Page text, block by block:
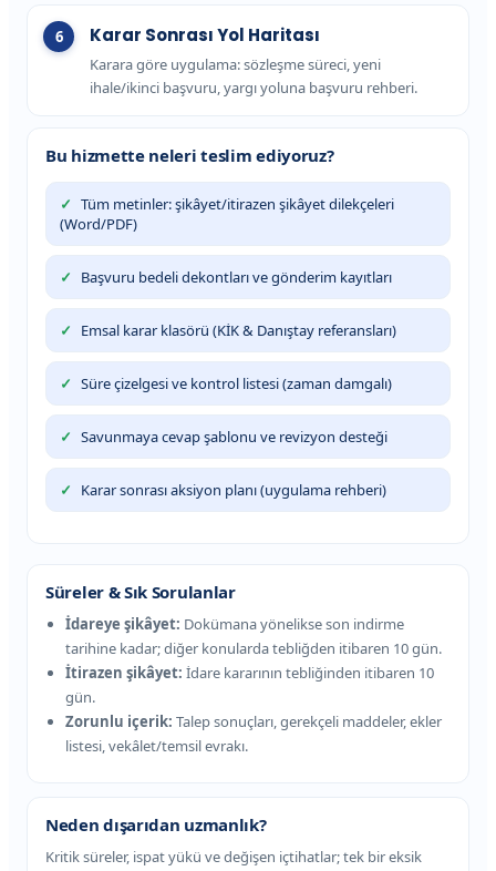
Karar Sonrası Yol Haritası
Karara göre uygulama: sözleşme süreci, yeni
ihale/ikinci başvuru, yargı yoluna başvuru rehberi.
Bu hizmette neleri teslim ediyoruz?
Tüm metinler: şikâyet/itirazen şikâyet dilekçeleri
(Word/PDF)
Başvuru bedeli dekontları ve gönderim kayıtları
Emsal karar klasörü (KİK & Danıştay referansları)
Süre çizelgesi ve kontrol listesi (zaman damgalı)
Savunmaya cevap şablonu ve revizyon desteği
Karar sonrası aksiyon planı (uygulama rehberi)
Süreler & Sık Sorulanlar
İdareye şikâyet: Dokümana yönelikse son indirme
tarihine kadar; diğer konularda tebliğden itibaren 10 gün.
İtirazen şikâyet: İdare kararının tebliğinden itibaren 10
gün.
Zorunlu içerik: Talep sonuçları, gerekçeli maddeler, ekler
listesi, vekâlet/temsil evrakı.
Neden dışarıdan uzmanlık?
Kritik süreler, ispat yükü ve değişen içtihatlar; tek bir eksik